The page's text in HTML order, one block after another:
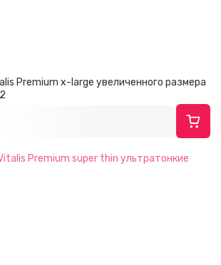
Premium x-large увеличенного размера